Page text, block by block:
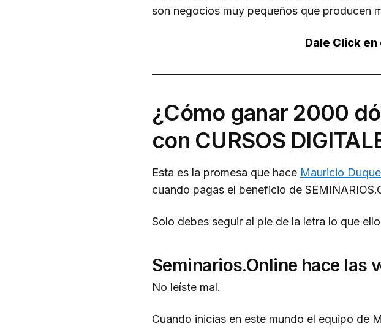
son negocios muy pequeños que producen
Dale Click
¿Cómo ganar 2000
con CURSOS
Esta es la promesa que hace Mauricio
cuando pagas el beneficio de
Solo debes seguir al pie de la letra lo que
Seminarios.Online hace las
No leíste mal.
Cuando inicias en este mundo el equipo de